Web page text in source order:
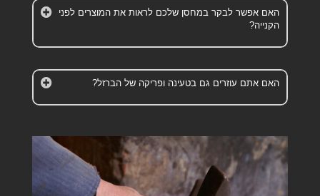
האם אפשר לבקר במחסן שלכם לראות את המוצרים לפני
הקנייה?
האם אתם עוזרים גם בטעינה ופריקה של הברזל?